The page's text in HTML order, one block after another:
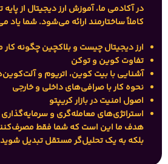
در آکادمی ما،آموزش ارز دیجیتال از پایه
کاملاً ساختارمند ارائه می‌شود. شما یاد
ارز دیجیتال چیست و بلاکچین چگونه
تفاوت کوین و توکن
آشنایی با بیت کوین، اتریوم و
نحوه کار با صرافی‌های داخلی و خارجی
اصول امنیت در بازار کریپتو
استراتژی‌های معامله‌گری و سرمایه‌گذاری
هدف ما این است که شما فقط
بلکه به یکتحلیل‌گر مستقلتبدیل